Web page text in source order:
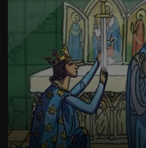
1 min
Une Minute au Musée - Episode
1 min
Une Minute au Musée - Episode 14 :
1 min
Une Minute au Musée - Episode 15 : Le bienheureux Ranieri délivre les
1 min